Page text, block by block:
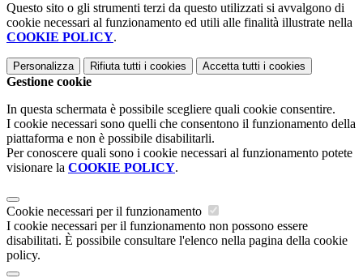
Questo sito o gli strumenti terzi da questo utilizzati si avvalgono di
cookie necessari al funzionamento ed utili alle finalità illustrate nella
COOKIE POLICY.
Personalizza Rifiuta tutti i cookies Accetta tutti i cookies
Gestione cookie
In questa schermata è possibile scegliere quali cookie consentire.
I cookie necessari sono quelli che consentono il funzionamento della
piattaforma e non è possibile disabilitarli.
Per conoscere quali sono i cookie necessari al funzionamento potete
visionare la COOKIE POLICY.
Cookie necessari per il funzionamento
I cookie necessari per il funzionamento non possono essere
disabilitati. È possibile consultare l'elenco nella pagina della cookie
policy.